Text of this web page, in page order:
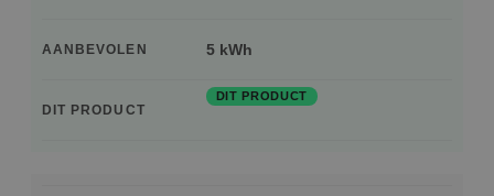
AANBEVOLEN 5 kWh
DIT PRODUCT
DIT PRODUCT